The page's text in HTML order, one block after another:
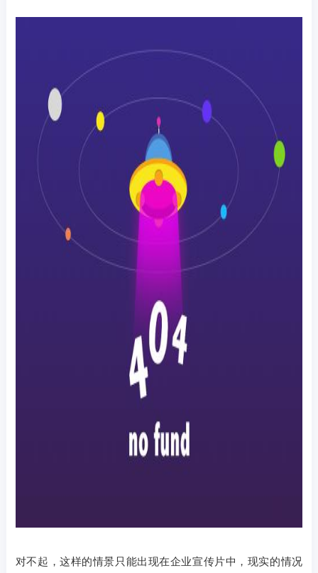
对不起，这样的情景只能出现在企业宣传片中，现实的情况